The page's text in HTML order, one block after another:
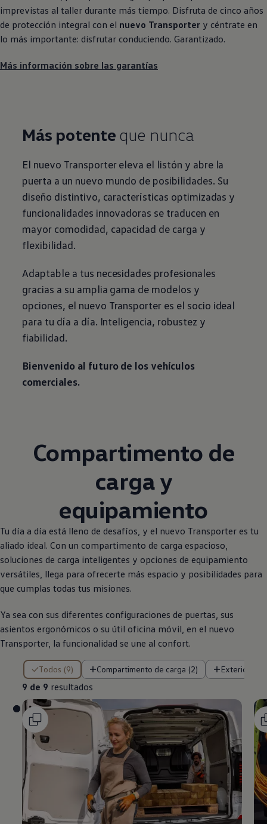
imprevistas al taller durante más tiempo. Disfruta de cinco años
de protección integral con el nuevo Transporter y céntrate en
lo más importante: disfrutar conduciendo. Garantizado.
Más información sobre las garantías
Más potente que nunca
El nuevo Transportereleva el listón y abre la
puerta a un nuevo mundo de posibilidades. Su
diseño distintivo, características optimizadas y
funcionalidades innovadoras se traducen en
mayor comodidad, capacidad de carga y
flexibilidad.
Adaptable a tus necesidades profesionales
gracias a su amplia gama de modelos y
opciones, el nuevo Transporter es el socio ideal
para tu día a día. Inteligencia, robustez y
fiabilidad.
Bienvenido al futuro de los vehículos
comerciales.
Compartimento de
carga y
equipamiento
Tu día a día está lleno de desafíos, y el nuevo Transporter es tu
aliado ideal. Con un compartimento de carga espacioso,
soluciones de carga inteligentes y opciones de equipamiento
versátiles, llega para ofrecerte más espacio y posibilidades para
que cumplas todas tus misiones.
Ya sea con sus diferentes configuraciones de puertas, sus
asientos ergonómicos o su útil oficina móvil, en el nuevo
Transporter, la funcionalidad se une al confort.
Todos (9) Compartimento de carga (2) Exterior (5)
9 de 9 resultados
9 de 9 resultados